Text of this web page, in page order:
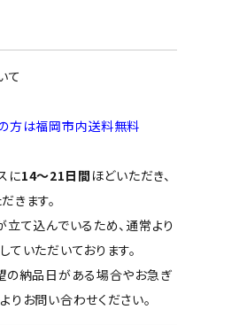
て
方は福岡市内送料無料
に14～21日間 ほどいただき、
きます。
立て込んでいるため、通常より
いただいております。
の納品日がある場合やお急ぎ
りお問い合わせください。